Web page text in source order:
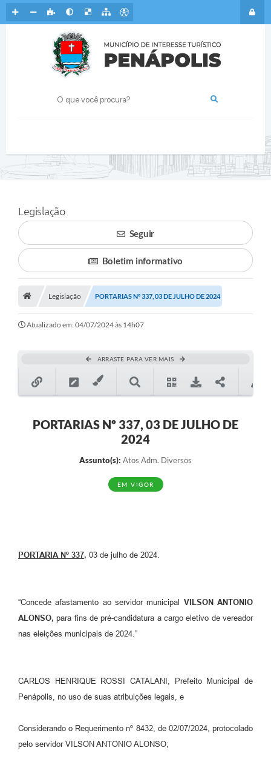
Legislação
Seguir
Boletim informativo
Legislação PORTARIAS Nº 337, 03 DE JULHO DE 2024
Atualizado em: 04/07/2024 às 14h07
ARRASTE PARA VER MAIS
PORTARIAS Nº 337, 03 DE JULHO DE
2024
Assunto(s): Atos Adm. Diversos
EM VIGOR
PORTARIA Nº 337, 03 de julho de 2024.
“Concede afastamento ao servidor municipal VILSON ANTONIO
ALONSO, para fins de pré-candidatura a cargo eletivo de vereador
nas eleições municipais de 2024.”
CARLOS HENRIQUE ROSSI CATALANI, Prefeito Municipal de
Penápolis, no uso de suas atribuições legais, e
Considerando o Requerimento nº 8432, de 02/07/2024, protocolado
pelo servidor VILSON ANTONIO ALONSO;